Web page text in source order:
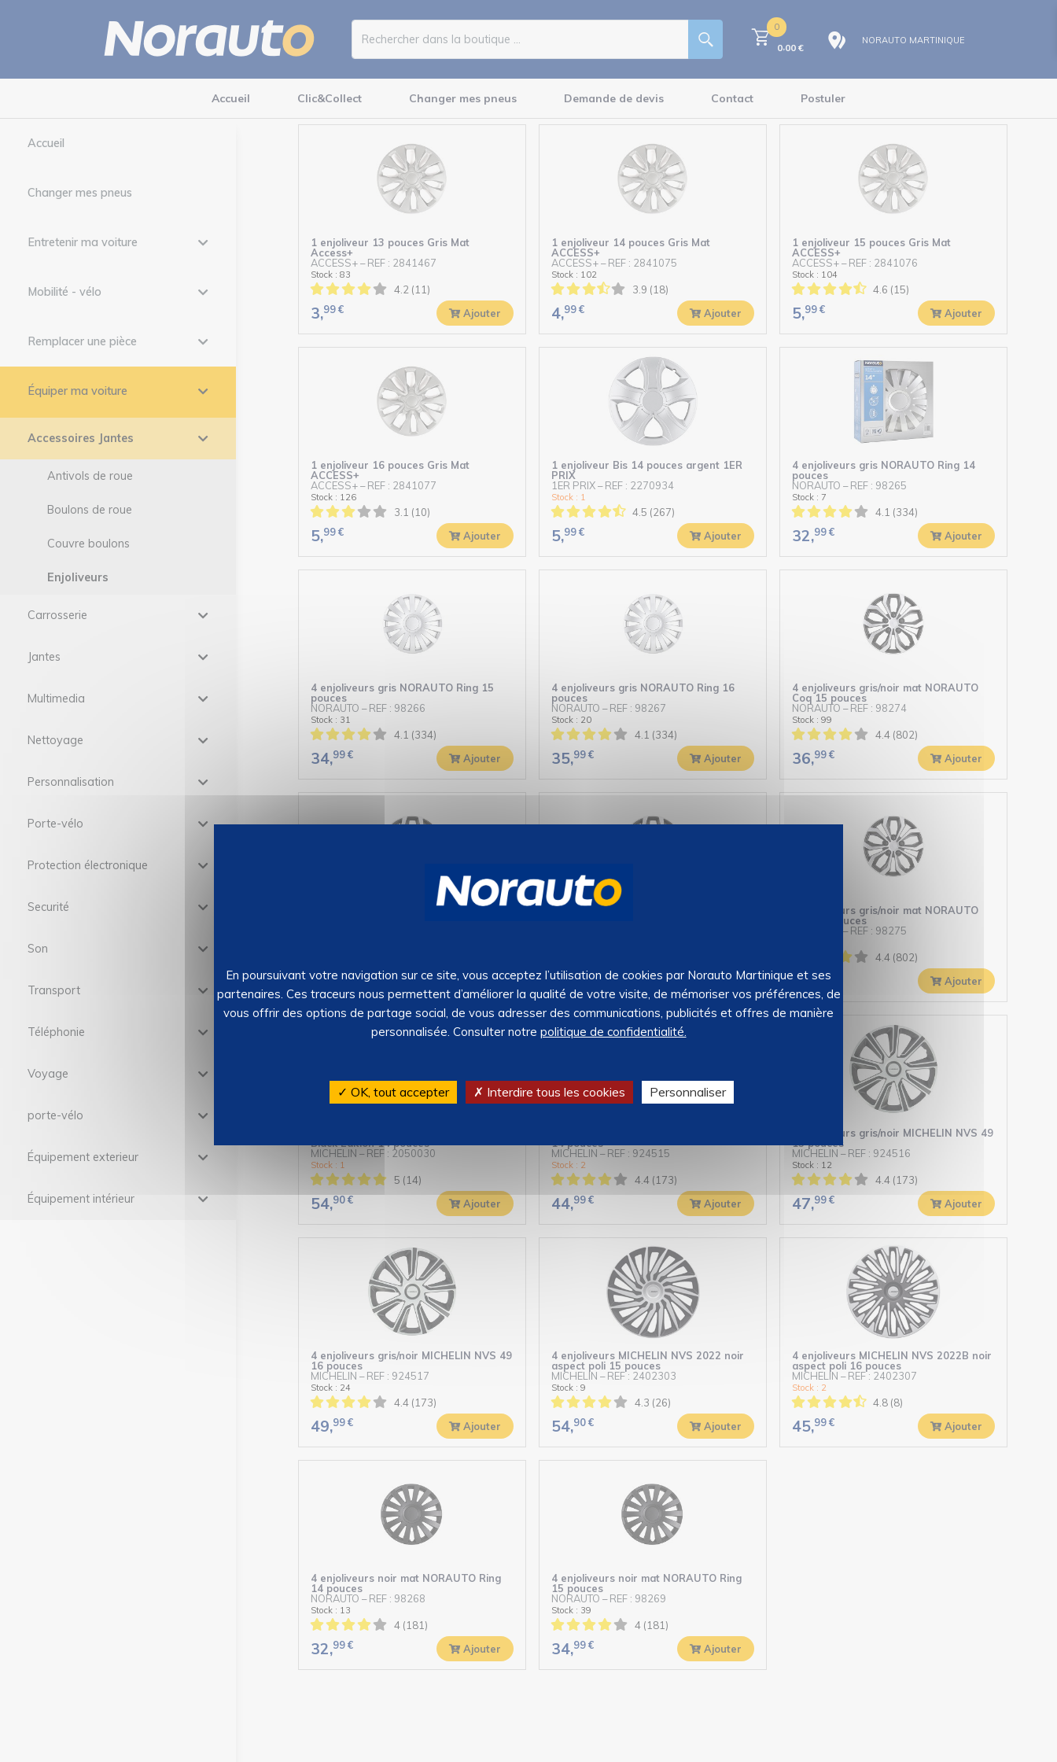
0
0,00 €
NORAUTO MARTINIQUE
Accueil Clic&Collect Changer mes pneus Demande de devis Contact Postuler
Accueil
Changer mes pneus
Entretenir ma voiture
Mobilité - vélo
Remplacer une pièce
Équiper ma voiture
Accessoires Jantes
Antivols de roue
Boulons de roue
Couvre boulons
Enjoliveurs
Carrosserie
Jantes
Multimedia
Nettoyage
Personnalisation
Porte-vélo
Protection électronique
Securité
Son
Transport
Téléphonie
Voyage
porte-vélo
Équipement exterieur
Équipement intérieur
1 enjoliveur 13 pouces Gris Mat
Access+
ACCESS+–REF : 2841467
Stock : 83
4.2 (11)
3,99 € Ajouter
1 enjoliveur 14 pouces Gris Mat
ACCESS+
ACCESS+–REF : 2841075
Stock : 102
3.9 (18)
4,99 € Ajouter
1 enjoliveur 15 pouces Gris Mat
ACCESS+
ACCESS+–REF : 2841076
Stock : 104
4.6 (15)
5,99 € Ajouter
1 enjoliveur 16 pouces Gris Mat
ACCESS+
ACCESS+–REF : 2841077
Stock : 126
3.1 (10)
5,99 € Ajouter
1 enjoliveur Bis 14 pouces argent 1ER
PRIX
1ER PRIX–REF : 2270934
Stock : 1
4.5 (267)
5,99 € Ajouter
4 enjoliveurs gris NORAUTO Ring 14
pouces
NORAUTO –REF : 98265
Stock : 7
4.1 (334)
32,99 € Ajouter
4 enjoliveurs gris NORAUTO Ring 15
pouces
NORAUTO –REF : 98266
Stock : 31
4.1 (334)
34,99 € Ajouter
4 enjoliveurs gris NORAUTO Ring 16
pouces
NORAUTO –REF : 98267
Stock : 20
4.1 (334)
35,99 € Ajouter
4 enjoliveurs gris/noir mat NORAUTO
Coq 15 pouces
NORAUTO –REF : 98274
Stock : 99
4.4 (802)
36,99 € Ajouter
4 enjoliveurs gris/noir mat NORAUTO
31,99 € Ajouter
4 enjoliveurs gris/noir mat NORAUTO
32,99 € Ajouter
4 enjoliveurs gris/noir mat NORAUTO
Coq 16 pouces
–REF : 98275
4.4 (802)
38,90€ Ajouter
Black Edition 14 pouces
MICHELIN –REF : 2050030
Stock : 1
5 (14)
54,90 € Ajouter
14 pouces
MICHELIN –REF : 924515
Stock : 2
4.4 (173)
44,99 € Ajouter
4 enjoliveurs gris/noir MICHELIN NVS 49
15 pouces
MICHELIN –REF : 924516
Stock : 12
4.4 (173)
47,99 € Ajouter
4 enjoliveurs gris/noir MICHELIN NVS 49
16 pouces
MICHELIN –REF : 924517
Stock : 24
4.4 (173)
49,99 € Ajouter
4 enjoliveurs MICHELIN NVS 2022 noir
aspect poli 15 pouces
MICHELIN –REF : 2402303
Stock : 9
4.3 (26)
54,90 € Ajouter
4 enjoliveurs MICHELIN NVS 2022B noir
aspect poli 16 pouces
MICHELIN –REF : 2402307
Stock : 2
4.8 (8)
45,99 € Ajouter
4 enjoliveurs noir mat NORAUTO Ring
14 pouces
NORAUTO –REF : 98268
Stock : 13
4 (181)
32,99 € Ajouter
4 enjoliveurs noir mat NORAUTO Ring
15 pouces
NORAUTO –REF : 98269
Stock : 39
4 (181)
34,99 € Ajouter
En poursuivant votre navigation sur ce site, vous acceptez l’utilisation de cookies par Norauto Martinique et ses
partenaires. Ces traceurs nous permettent d’améliorer la qualité de votre visite, de mémoriser vos préférences, de
vous offrir des options de partage social, de vous adresser des communications, publicités et offres de manière
personnalisée. Consulter notre politique de confidentialité.
✓ OK, tout accepter ✗ Interdire tous les cookies Personnaliser